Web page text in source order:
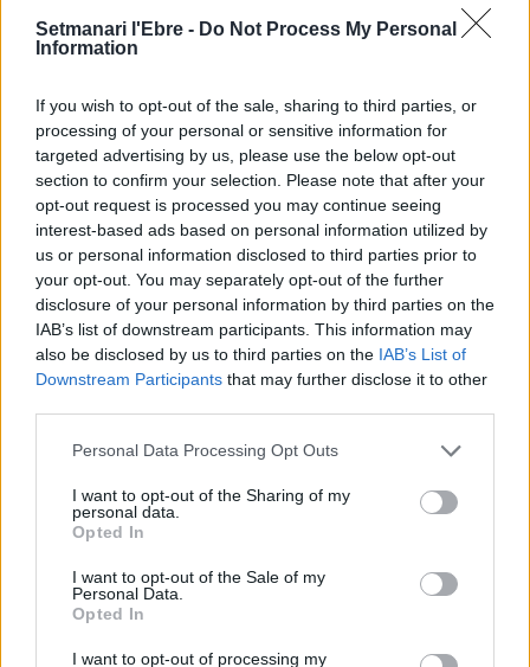
Setmanari l'Ebre - Do Not Process My Personal
Information
If you wish to opt-out of the sale, sharing to third parties, or
processing of your personal or sensitive information for
targeted advertising by us, please use the below opt-out
section to confirm your selection. Please note that after your
opt-out request is processed you may continue seeing
interest-based ads based on personal information utilized by
us or personal information disclosed to third parties prior to
your opt-out. You may separately opt-out of the further
disclosure of your personal information by third parties on the
IAB’s list of downstream participants. This information may
also be disclosed by us to third parties on the IAB’s List of
Downstream Participants that may further disclose it to other
Personal Data Processing Opt Outs
I want to opt-out of the Sharing of my
personal data.
Opted In
I want to opt-out of the Sale of my
Personal Data.
Opted In
I want to opt-out of processing my
DEIXA UNA RESPOSTA
Comentari: